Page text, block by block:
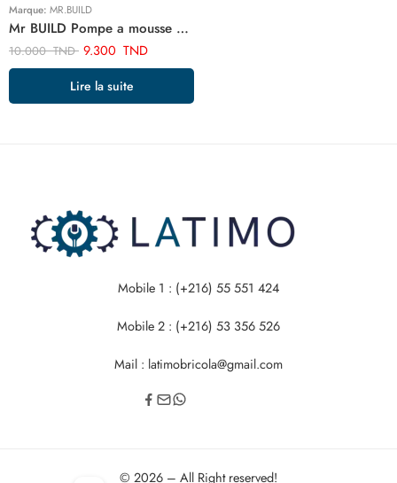
Marque: MR.BUILD
Mr BUILD Pompe a mousse 750ml ART03467
10.000TND 9.300 TND
Lire la suite
Mobile 1 : (+216) 55 551 424
Mobile 2 : (+216) 53 356 526
Mail : latimobricola@gmail.com
© 2026 – All Right reserved!